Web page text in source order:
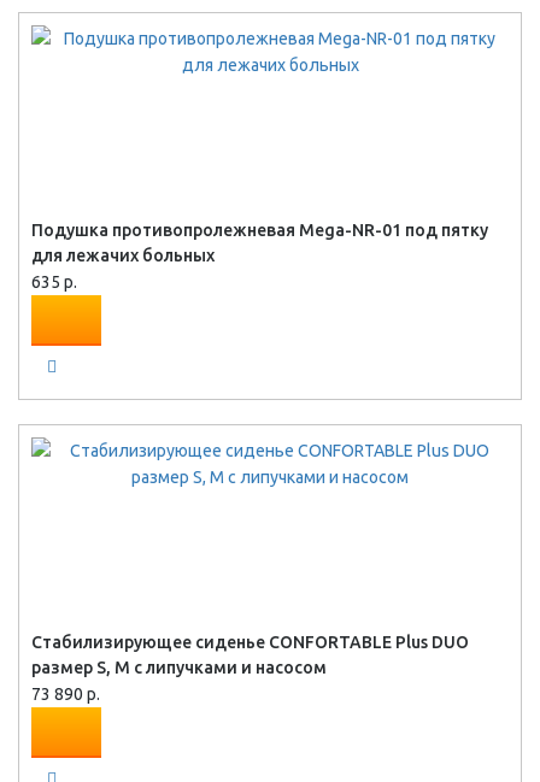
Подушка противопролежневая Mega-NR-01 под пятку
для лежачих больных
635 р.
Стабилизирующее сиденье CONFORTABLE Plus DUO
размер S, M с липучками и насосом
73 890 р.